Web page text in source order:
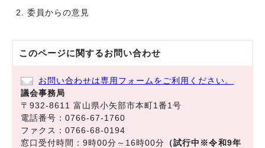
委員からの意見
このページに関するお問い合わせ
お問い合わせは専用フォームをご利用ください。
議会事務局
〒932-8611 富山県小矢部市本町1番1号
電話番号：0766-67-1760
ファクス：0766-68-0194
窓口受付時間：9時00分～16時00分 （試行中※令和9年